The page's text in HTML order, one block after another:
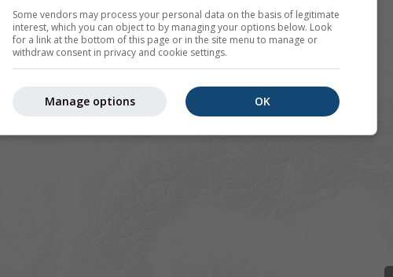
Some vendors may process your personal data on the basis of legitimate
interest, which you can object to by managing your options below. Look
for a link at the bottom of this page or in the site menu to manage or
withdraw consent in privacy and cookie settings.
OK
Manage options